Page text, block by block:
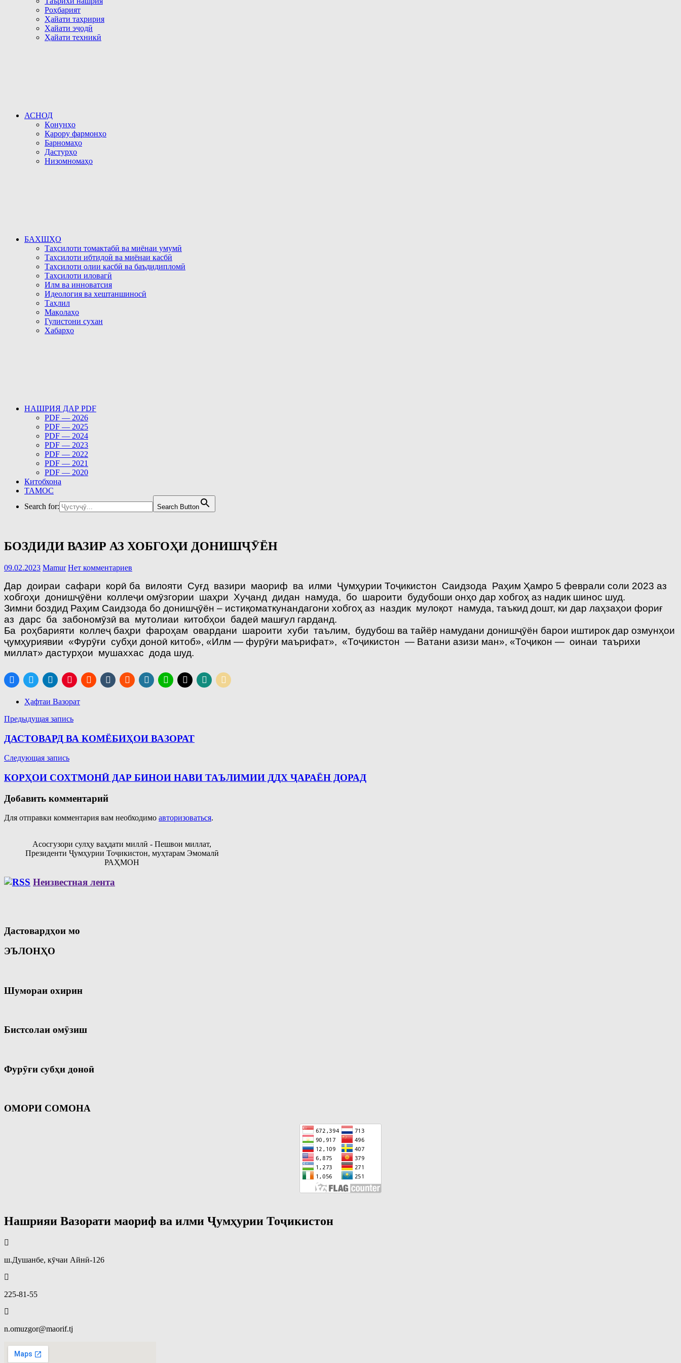
Роҳбарият
Ҳайати таҳририя
Ҳайати эҷодӣ
Ҳайати техникӣ
АСНОД
Қонунҳо
Қарору фармонҳо
Барномаҳо
Дастурҳо
Низомномаҳо
БАХШҲО
Таҳсилоти томактабӣ ва миёнаи умумӣ
Таҳсилоти ибтидоӣ ва миёнаи касбӣ
Таҳсилоти олии касбӣ ва баъдидипломӣ
Таҳсилоти иловагӣ
Илм ва инноватсия
Идеология ва хештаншиносӣ
Таҳлил
Мақолаҳо
Гулистони сухан
Хабарҳо
НАШРИЯ ДАР PDF
PDF — 2026
PDF — 2025
PDF — 2024
PDF — 2023
PDF — 2022
PDF — 2021
PDF — 2020
Китобхона
ТАМОС
Search for:
Search Button
БОЗДИДИ ВАЗИР АЗ ХОБГОҲИ ДОНИШҶӮЁН
09.02.2023 Mamur Нет комментариев
Дар доираи сафари корӣ ба вилояти Суғд вазири маориф ва илми Ҷумҳурии Тоҷикистон Саидзода Раҳим Ҳамро 5 феврали соли 2023 аз
хобгоҳи донишҷӯёни коллеҷи омӯзгории шаҳри Хуҷанд дидан намуда, бо шароити будубоши онҳо дар хобгоҳ аз надик шинос шуд.
Зимни боздид Раҳим Саидзода бо донишҷӯён – истиқоматкунандагони хобгоҳ аз наздик мулоқот намуда, таъкид дошт, ки дар лаҳзаҳои фориғ
аз дарс ба забономӯзӣ ва мутолиаи китобҳои бадеӣ машғул гарданд.
Ба роҳбарияти коллеҷ баҳри фароҳам овардани шароити хуби таълим, будубош ва тайёр намудани донишҷӯён барои иштирок дар озмунҳои
ҷумҳуриявии «Фурӯғи субҳи доноӣ китоб», «Илм — фурӯғи маърифат», «Тоҷикистон — Ватани азизи ман», «Тоҷикон — оинаи таърихи
миллат» дастурҳои мушаххас дода шуд.
Ҳафтаи Вазорат
Навигация
по
записям
Предыдущая запись
ДАСТОВАРД ВА КОМЁБИҲОИ ВАЗОРАТ
Следующая запись
КОРҲОИ СОХТМОНӢ ДАР БИНОИ НАВИ ТАЪЛИМИИ ДДХ ҶАРАЁН ДОРАД
Добавить комментарий
Для отправки комментария вам необходимо авторизоваться.
Асосгузори сулҳу ваҳдати миллӣ - Пешвои миллат,
Президенти Ҷумҳурии Тоҷикистон, муҳтарам Эмомалӣ
РАҲМОН
Неизвестная лента
Дастовардҳои мо
ЭЪЛОНҲО
Шумораи охирин
Бистсолаи омӯзиш
Фурӯғи субҳи доноӣ
ОМОРИ СОМОНА
Нашрияи Вазорати маориф ва илми Ҷумҳурии Тоҷикистон
ш.Душанбе, кӯчаи Айнӣ-126
225-81-55
n.omuzgor@maorif.tj